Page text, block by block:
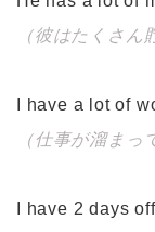
（彼はたくさん
I have a lot of
（仕事が溜まっ
I have 2 days